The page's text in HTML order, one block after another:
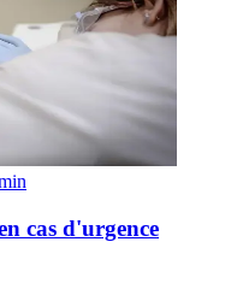
cas d'urgence